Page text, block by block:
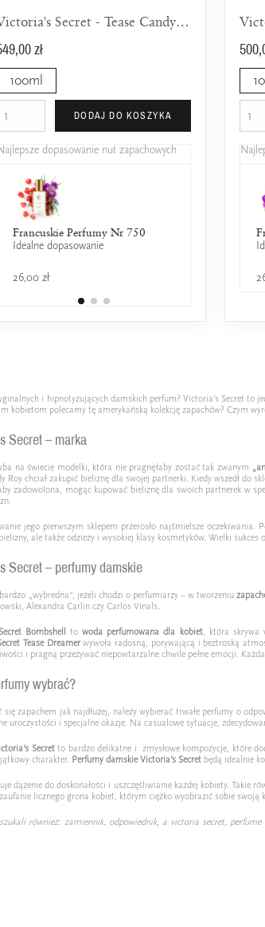
Victoria's Secret - Tease Candy Noir
zł
100ml
DODAJ DO KOSZYKA
dopasowanie nut zapachowych
Francuskie Perfumy Nr 750
Idealne dopasowanie
26,00 zł
Lancôme -
i hipnotyzujących damskich perfum? Victoria’s Secret to
kobietom polecamy tę amerykańską kolekcję zapachów? Czym
Secret – marka
na świecie modelki, która nie pragnęłaby zostać tak zwanym
Roy chciał zakupić bieliznę dla swojej partnerki. Kiedy wszedł do
zadowolona, mogąc kupować bieliznę dla swoich partnerek w
jego pierwszym sklepem przerosło najśmielsze
ale także odzieży i wysokiej klasy kosmetyków. Wielki sukces
Secret – perfumy damskie
„wybredna“, jeżeli chodzi o perfumiarzy – w tworzeniu
Alexandra Carlin czy Carlos Vinals.
Bombshell towoda perfumowana dla kobiet, która skrywa
Tease Dreamerwywoła radosną, porywającą i beztroską
i pragną przeżywać niepowtarzalne chwile pełne emocji.
wybrać?
się zapachem jak najdłużej, należy wybierać trwałe perfumy o
uroczystości i specjalne okazje. Na casualowe sytuacje,
Secretto bardzo delikatne i zmysłowe kompozycje, które
charakter. Perfumy damskie Victoria’s Secret będą idealnie
dążenie do doskonałości i uszczęśliwianie każdej kobiety. Takie
licznego grona kobiet, którym ciężko wyobrazić sobie
również: zamiennik, odpowiednik, a victoria secret,